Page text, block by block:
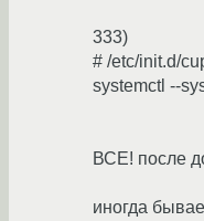
333)
# /etc/init.d/
systemctl --
ВСЕ! после
иногда